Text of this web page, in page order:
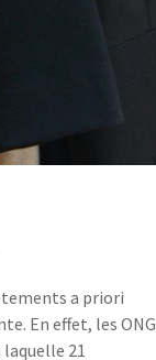
a priori
En effet, les ONG
21